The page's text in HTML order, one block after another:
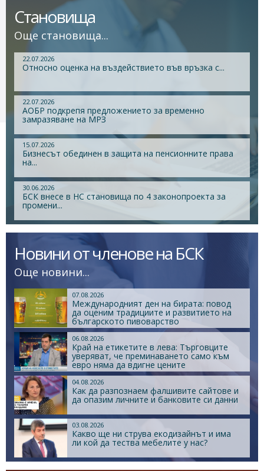
Становища
Още становища...
22.07.2026
Относно оценка на въздействието във връзка с...
22.07.2026
АОБР подкрепя предложението за временно
замразяване на МРЗ
15.07.2026
Бизнесът обединен в защита на пенсионните права
на...
30.06.2026
БСК внесе в НС становища по 4 законопроекта за
промени...
Новини от членове на БСК
Още новини...
07.08.2026
Международният ден на бирата: повод
да оценим традициите и развитието на
българското пивоварство
06.08.2026
Край на етикетите в лева: Търговците
уверяват, че преминаването само към
евро няма да вдигне цените
04.08.2026
Как да разпознаем фалшивите сайтове и
да опазим личните и банковите си данни
03.08.2026
Какво ще ни струва екодизайнът и има
ли кой да тества мебелите у нас?